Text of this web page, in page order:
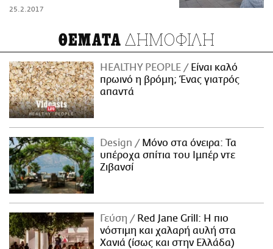
25.2.2017
ΘΕΜΑΤΑ ΔΗΜΟΦΙΛΗ
HEALTHY PEOPLE
Είναι καλό
πρωινό η βρόμη; Ένας γιατρός
απαντά
Design
Μόνο στα όνειρα: Τα
υπέροχα σπίτια του Ιμπέρ ντε
Ζιβανσί
Γεύση
Red Jane Grill: Η πιο
νόστιμη και χαλαρή αυλή στα
Χανιά (ίσως και στην Ελλάδα)